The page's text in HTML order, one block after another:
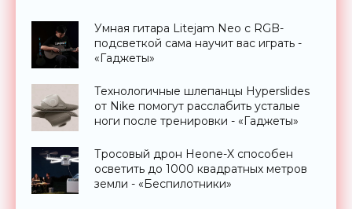
Умная гитара Litejam Neo с RGB-
подсветкой сама научит вас играть -
«Гаджеты»
Технологичные шлепанцы Hyperslides
от Nike помогут расслабить усталые
ноги после тренировки - «Гаджеты»
Тросовый дрон Heone-X способен
осветить до 1000 квадратных метров
земли - «Беспилотники»